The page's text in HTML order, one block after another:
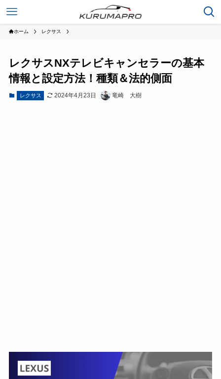
ホーム レクサス
レクサスNXテレビキャンセラーの基本
情報と設定方法！種類＆法的側面
レクサス 2024年4月23日 竜崎 大樹